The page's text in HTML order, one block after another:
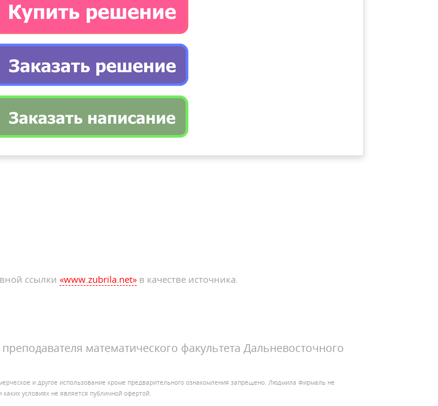
ссылки «www.zubrila.net» в качестве источника.
математического факультета Дальневосточного
и другое использование кроме предварительного ознакомления запрещено. Людмила Фирмаль не
условиях не является публичной офертой.